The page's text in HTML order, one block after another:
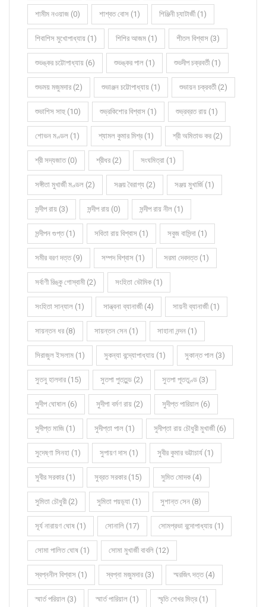
শামীম নওয়াজ (0) শাশ্বত বোস (1) শিঞ্জিনী চ্যাটার্জী (1)
শিবাশিস মুখোপাধ্যায় (1) শিশির আজম (1) শীতল বিশ্বাস (3)
শুভঙ্কর চট্টোপাধ্যায় (6) শুভঙ্কর পাল (1) শুভদীপ চক্রবর্তী (1)
শুভময় মজুমদার (2) শুভাঞ্জন চট্টোপাধ্যায় (1) শুভায়ন চক্রবর্তী (2)
শুভাশিস সাহু (10) শুভ্রকিশোর বিশ্বাস (1) শুভ্রব্রত রায় (1)
শোভন মণ্ডল (1) শ্যামল কুমার মিশ্র (1) শ্রী অমিতাভ কর (2)
শ্রী সদ্যজাত (0) শ্রীধর (2) সংঘমিত্রা (1)
সঙ্গীতা মুখার্জী মণ্ডল (2) সঞ্জয় বৈরাগ্য (2) সঞ্জয় মুখার্জি (1)
সন্দীপ রায় (3) সন্দীপ রায় (0) সন্দীপ রায় নীল (1)
সন্দীপন গুপ্ত (1) সবিতা রায় বিশ্বাস (1) সবুজ বাসিন্দা (1)
সমীর বরণ দত্ত (9) সম্পদ বিশ্বাস (1) সরমা দেবদত্ত (1)
সর্বাণী রিঙ্কু গোস্বামী (2) সংহিতা ভৌমিক (1)
সংহিতা সান্যাল (1) সান্ত্বনা ব্যানার্জী (4) সায়নী ব্যানার্জী (1)
সায়ন্তন ধর (8) সায়ন্তন সেন (1) সাহানা নন্দন (1)
সিরাজুল ইসলাম (1) সুকন্যা বন্দ্যোপাধ্যায় (1) সুকান্ত পাল (3)
সুতনু হালদার (15) সুতপা পুততুন্ড (2) সুতপা পূততুণ্ড (3)
সুদীপ ঘোষাল (6) সুদীপা বর্মণ রায় (2) সুদীপ্ত পারিয়াল (6)
সুদীপ্ত মাজি (1) সুদীপ্তা পাল (1) সুদীপ্তা রায় চৌধুরী মুখার্জী (6)
সুদেষ্ণা সিনহা (1) সুপায়ণ দাস (1) সুবীর কুমার ভট্টাচার্য (1)
সুবীর সরকার (1) সুব্রত সরকার (15) সুমিত মোদক (4)
সুমিতা চৌধুরী (2) সুমিতা পয়ড়্যা (1) সুশান্ত সেন (8)
সূর্য নারায়ণ ঘোষ (1) সোনালি (17) সোমপ্রভা বন্দোপাধ্যায় (1)
সোমা পালিত ঘোষ (1) সোমা মুখার্জী বাবলি (12)
স্বপ্ননীল বিশ্বাস (1) স্বপ্না মজুমদার (3) স্মরজিৎ দত্ত (4)
স্মার্ত পরিয়াল (3) স্মার্ত পারিয়াল (1) স্মৃতি শেখর মিত্র (1)